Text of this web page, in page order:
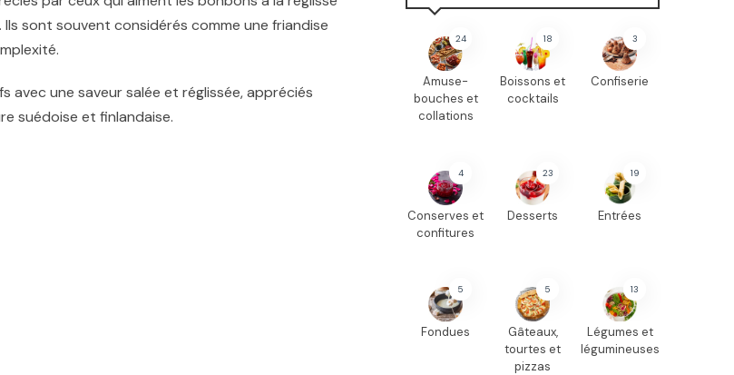
sont souvent considérés comme une friandise
avec une saveur salée et réglissée, appréciés
suédoise et finlandaise.
24
Amuse-
bouches et
collations
18
Boissons et
cocktails
3
Confiserie
4
Conserves et
confitures
23
Desserts
19
Entrées
5
Fondues
5
Gâteaux,
tourtes et
pizzas
13
Légumes et
légumineuses